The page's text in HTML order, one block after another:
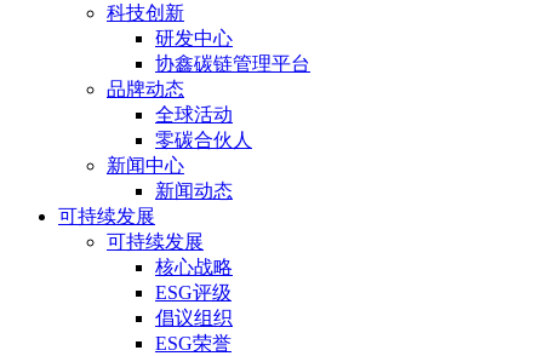
科技创新
研发中心
协鑫碳链管理平台
品牌动态
全球活动
零碳合伙人
新闻中心
新闻动态
可持续发展
可持续发展
核心战略
ESG评级
倡议组织
ESG荣誉